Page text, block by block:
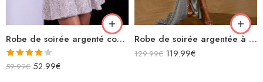
Robe de soirée argenté courte patineuse à paillettes sans manches décolleté
Note
59.99€ 52.99€
Robe de soirée argentée à paillettes asymétrique fendue avec traîne
129.99€ 119.99€